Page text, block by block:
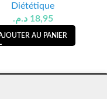
Diététique
18,95 د.م.
AU PANIER